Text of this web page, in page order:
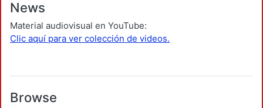
News
Material audiovisual en YouTube:
Clic aquí para ver colección de videos.
Browse